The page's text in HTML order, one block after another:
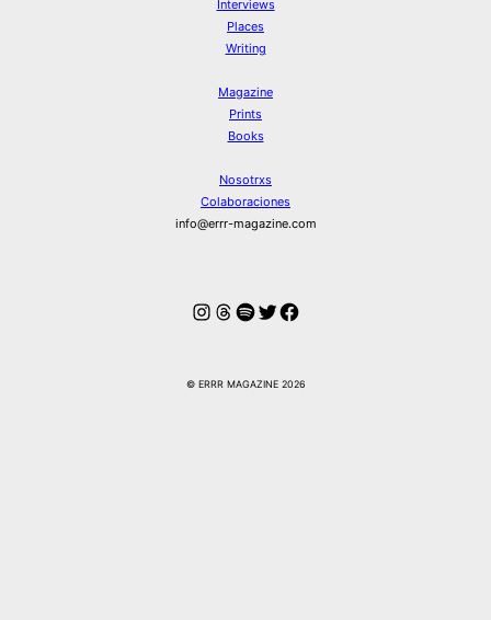
Interviews
Places
Writing
Magazine
Prints
Books
Nosotrxs
Colaboraciones
info@errr-magazine.com
Instagram
Hilos
Spotify
Twitter
Facebook
© ERRR MAGAZINE 2026